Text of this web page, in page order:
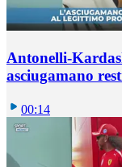
Antonelli-
asciugamano
00:14